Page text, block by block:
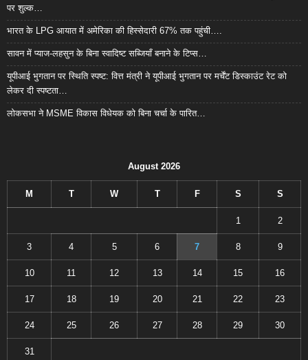
पर शुल्क…
भारत के LPG आयात में अमेरिका की हिस्सेदारी 67% तक पहुंची….
सावन में प्याज-लहसुन के बिना स्वादिष्ट सब्जियाँ बनाने के टिप्स…
यूपीआई भुगतान पर स्थिति स्पष्ट: वित्त मंत्री ने यूपीआई भुगतान पर मर्चेंट डिस्काउंट रेट को
लेकर दी स्पष्टता…
लोकसभा ने MSME विकास विधेयक को बिना चर्चा के पारित…
August 2026
M T W T F S S
1 2
3 4 5 6 7 8 9
10 11 12 13 14 15 16
17 18 19 20 21 22 23
24 25 26 27 28 29 30
31